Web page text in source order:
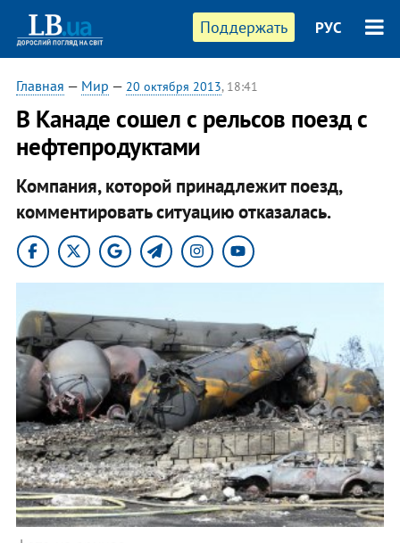
Поддержать РУС
Главная — Мир — 20 октября 2013, 18:41
В Канаде сошел с рельсов поезд с
нефтепродуктами
Компания, которой принадлежит поезд,
комментировать ситуацию отказалась.